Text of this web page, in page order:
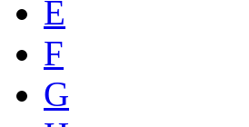
E
F
G